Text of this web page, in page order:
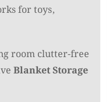
for toys,
room clutter-free
Blanket Storage